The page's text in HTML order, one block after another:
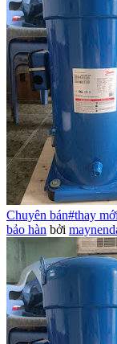
Chuyên bán#thay
bảo hàn bởi